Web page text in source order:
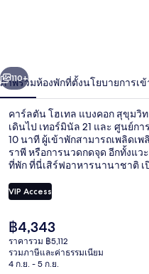
แบง
คอก
สุขุมวิท
า
ถัดไป
110+
ภาพรวมห้องพักที่ตั้งนโยบายการเ
คาร์ลตัน โฮเทล แบงคอก สุขุมวิ
เดินไป เทอร์มินัล 21 และ ศูนย์ก
10 นาที ผู้เข้าพักสามารถเพลิดเ
ราพี หรือการนวดกดจุด อีกทั้งแว
ที่พัก ที่นี่เสิร์ฟอาหารนานาชาติ เ
บาร์/เลานจ์ สระว่ายน้ำกลางแจ้
ต่างมอบคำชมเชยเกี่ยวกับสระว่
ทีเอสอโศก
VIP Access
ราคา
ปัจจุบัน
฿4,343
฿4,343
ราคารวม ฿5,112
รวมภาษีและค่าธรรมเนียม
4 ก.ย. - 5 ก.ย.